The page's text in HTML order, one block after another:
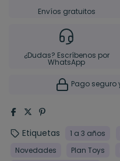
Envíos gratuitos
¿Dudas? Escríbenos por
WhatsApp
Pago
Etiquetas 1 a 3 años
Novedades
Plan Toys